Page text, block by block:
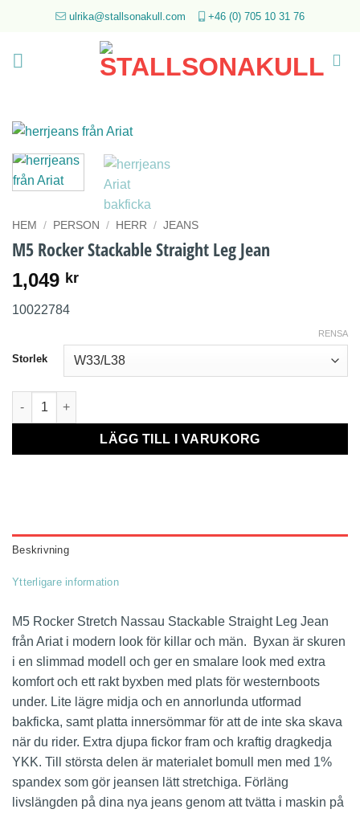
ulrika@stallsonakull.com +46 (0) 705 10 31 76
HEM / PERSON / HERR / JEANS
M5 Rocker Stackable Straight Leg Jean
1,049 kr
10022784
Storlek
RENSA
M5 Rocker Stackable Straight Leg Jean mängd
LÄGG TILL I VARUKORG
Beskrivning
Ytterligare information
M5 Rocker Stretch Nassau Stackable Straight Leg Jean
från Ariat i modern look för killar och män. Byxan är skuren
i en slimmad modell och ger en smalare look med extra
komfort och ett rakt byxben med plats för westernboots
under. Lite lägre midja och en annorlunda utformad
bakficka, samt platta innersömmar för att de inte ska skava
när du rider. Extra djupa fickor fram och kraftig dragkedja
YKK. Till största delen är materialet bomull men med 1%
spandex som gör jeansen lätt stretchiga. Förläng
livslängden på dina nya jeans genom att tvätta i maskin på